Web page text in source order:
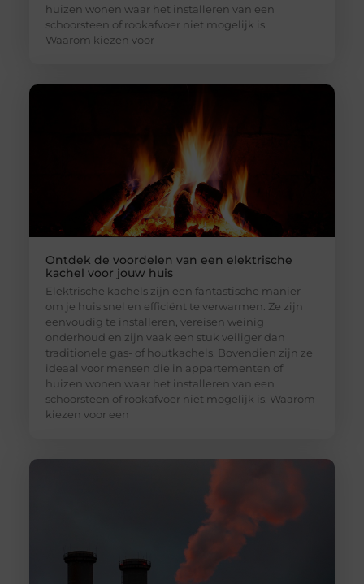
huizen wonen waar het installeren van een
schoorsteen of rookafvoer niet mogelijk is.
Waarom kiezen voor
Ontdek de voordelen van een elektrische
kachel voor jouw huis
Elektrische kachels zijn een fantastische manier
om je huis snel en efficiënt te verwarmen. Ze zijn
eenvoudig te installeren, vereisen weinig
onderhoud en zijn vaak een stuk veiliger dan
traditionele gas- of houtkachels. Bovendien zijn ze
ideaal voor mensen die in appartementen of
huizen wonen waar het installeren van een
schoorsteen of rookafvoer niet mogelijk is. Waarom
kiezen voor een